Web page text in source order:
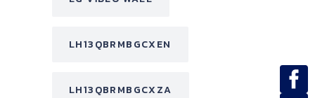
LH13QBRMBGCXEN
LH13QBRMBGCXZA